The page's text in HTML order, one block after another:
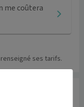
me coûtera
ses tarifs.